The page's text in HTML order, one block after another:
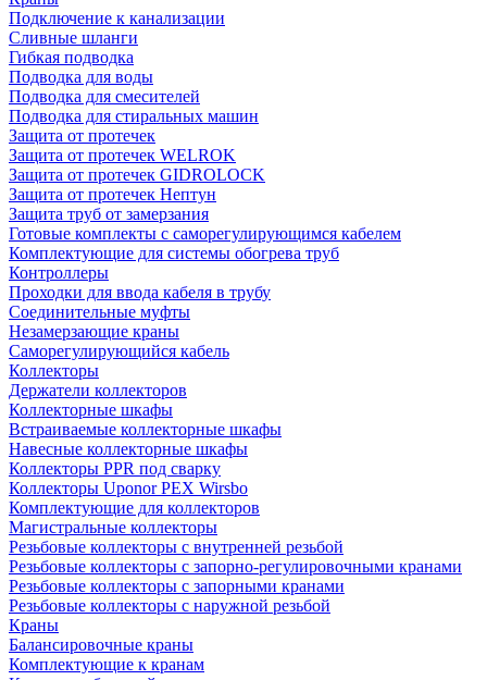
Подключение к канализации
Сливные шланги
Гибкая подводка
Подводка для воды
Подводка для смесителей
Подводка для стиральных машин
Защита от протечек
Защита от протечек WELROK
Защита от протечек GIDROLOCK
Защита от протечек Нептун
Защита труб от замерзания
Готовые комплекты с саморегулирующимся кабелем
Комплектующие для системы обогрева труб
Контроллеры
Проходки для ввода кабеля в трубу
Соединительные муфты
Незамерзающие краны
Саморегулирующийся кабель
Коллекторы
Держатели коллекторов
Коллекторные шкафы
Встраиваемые коллекторные шкафы
Навесные коллекторные шкафы
Коллекторы PPR под сварку
Коллекторы Uponor PEX Wirsbo
Комплектующие для коллекторов
Магистральные коллекторы
Резьбовые коллекторы с внутренней резьбой
Резьбовые коллекторы с запорно-регулировочными кранами
Резьбовые коллекторы с запорными кранами
Резьбовые коллекторы с наружной резьбой
Краны
Балансировочные краны
Комплектующие к кранам